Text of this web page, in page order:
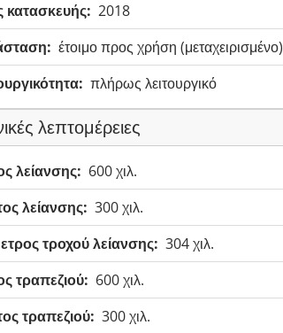
κατασκευής: 2018
έτοιμο προς χρήση (μεταχειρισμένο)
πλήρως λειτουργικό
λεπτομέρειες
λείανσης: 600 χιλ.
λείανσης: 300 χιλ.
τροχού λείανσης: 304 χιλ.
τραπεζιού: 600 χιλ.
τραπεζιού: 300 χιλ.